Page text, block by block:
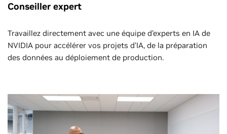
Conseiller expert
Travaillez directement avec une équipe d’experts en IA de
NVIDIA pour accélérer vos projets d’IA, de la préparation
des données au déploiement de production.